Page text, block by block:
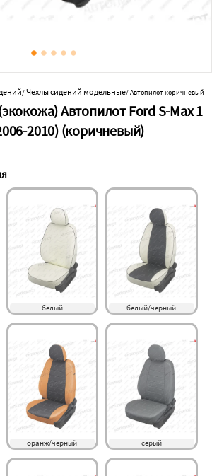
/Чехлы сидений модельные/Автопилот коричневый
Автопилот Ford S-Max 1
2010) (коричневый)
белый белый/черный
оранж/черный серый